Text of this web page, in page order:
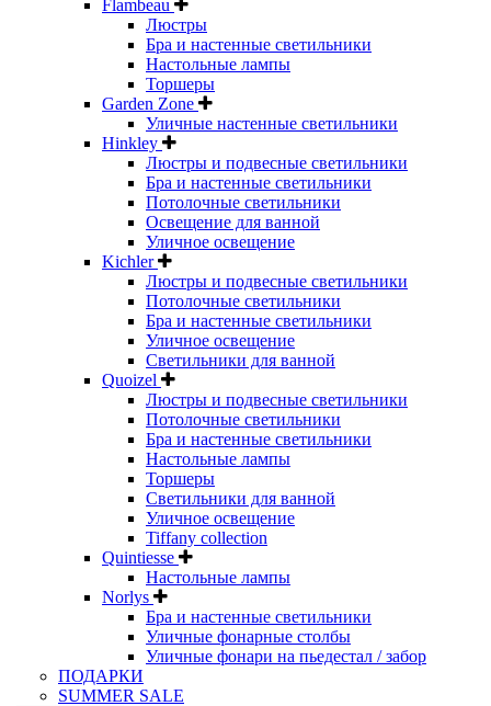
Flambeau
Люстры
Бра и настенные светильники
Настольные лампы
Торшеры
Garden Zone
Уличные настенные светильники
Hinkley
Люстры и подвесные светильники
Бра и настенные светильники
Потолочные светильники
Освещение для ванной
Уличное освещение
Kichler
Люстры и подвесные светильники
Потолочные светильники
Бра и настенные светильники
Уличное освещение
Светильники для ванной
Quoizel
Люстры и подвесные светильники
Потолочные светильники
Бра и настенные светильники
Настольные лампы
Торшеры
Светильники для ванной
Уличное освещение
Tiffany collection
Quintiesse
Настольные лампы
Norlys
Бра и настенные светильники
Уличные фонарные столбы
Уличные фонари на пьедестал / забор
ПОДАРКИ
SUMMER SALE